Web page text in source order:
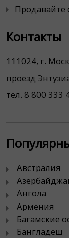
Продавайте
Контакты
111024, г.
проезд
тел. 8 800 333
Австралия
Ангола
Армения
Багамские
Бангладеш